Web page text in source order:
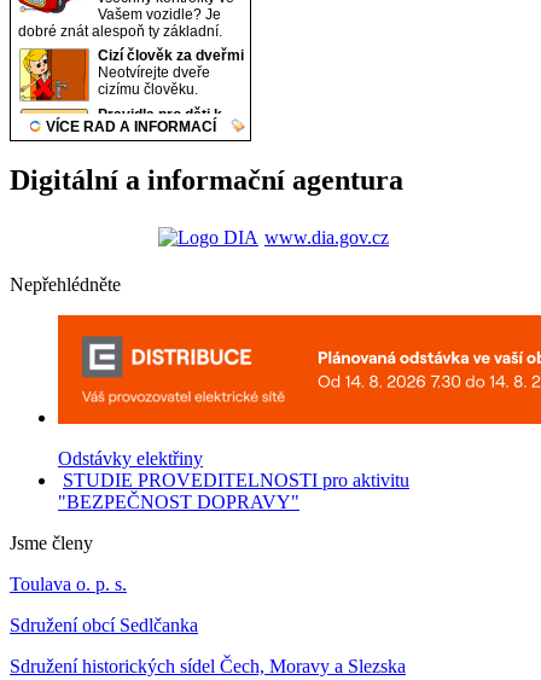
Digitální a informační agentura
www.dia.gov.cz
Nepřehlédněte
Odstávky elektřiny
STUDIE PROVEDITELNOSTI pro aktivitu
"BEZPEČNOST DOPRAVY"
Jsme členy
Toulava o. p. s.
Sdružení obcí Sedlčanka
Sdružení historických sídel Čech, Moravy a Slezska